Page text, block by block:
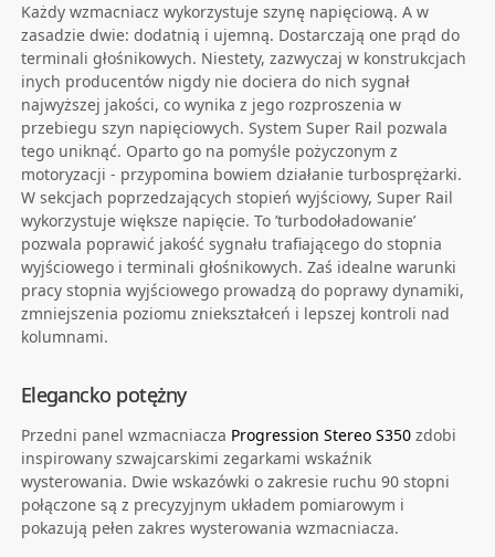
Każdy wzmacniacz wykorzystuje szynę napięciową. A w
zasadzie dwie: dodatnią i ujemną. Dostarczają one prąd do
terminali głośnikowych. Niestety, zazwyczaj w konstrukcjach
inych producentów nigdy nie dociera do nich sygnał
najwyższej jakości, co wynika z jego rozproszenia w
przebiegu szyn napięciowych. System Super Rail pozwala
tego uniknąć. Oparto go na pomyśle pożyczonym z
motoryzacji - przypomina bowiem działanie turbosprężarki.
W sekcjach poprzedzających stopień wyjściowy, Super Rail
wykorzystuje większe napięcie. To ’turbodoładowanie’
pozwala poprawić jakość sygnału trafiającego do stopnia
wyjściowego i terminali głośnikowych. Zaś idealne warunki
pracy stopnia wyjściowego prowadzą do poprawy dynamiki,
zmniejszenia poziomu zniekształceń i lepszej kontroli nad
kolumnami.
Elegancko potężny
Przedni panel wzmacniacza Progression Stereo S350zdobi
inspirowany szwajcarskimi zegarkami wskaźnik
wysterowania. Dwie wskazówki o zakresie ruchu 90 stopni
połączone są z precyzyjnym układem pomiarowym i
pokazują pełen zakres wysterowania wzmacniacza.